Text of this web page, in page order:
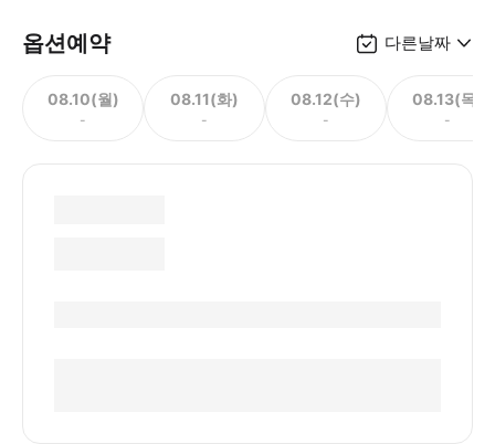
옵션예약 다른날짜
08.10(월)
-
08.11(화)
-
08.12(수)
-
08.13(목)
-